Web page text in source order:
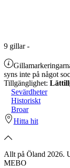
9 gillar-
syns inte på något
Tillgänglighet:
Sevärdheter
Historiskt
Broar
Hitta hit
Allt på Öland 2026.
MEBO